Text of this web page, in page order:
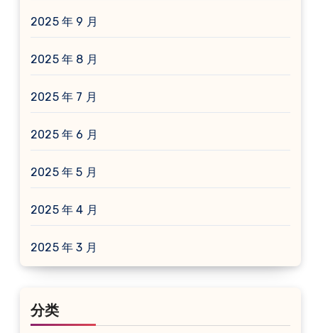
2025 年 9 月
2025 年 8 月
2025 年 7 月
2025 年 6 月
2025 年 5 月
2025 年 4 月
2025 年 3 月
分类